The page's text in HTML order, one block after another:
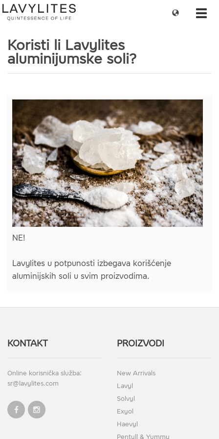
Change
Koristi li Lavylites
aluminijumske soli?
NE!
Lavylites u potpunosti izbegava korišćenje
aluminijskih soli u svim proizvodima.
KONTAKT
Online korisnička služba:
sr@lavylites.com
PROIZVODI
New Arrivals
Lavyl
Solvyl
Exyol
Haevyl
Pentyll & Yummy